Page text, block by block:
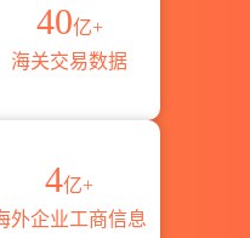
40亿+
海关交易数据
4亿+
外企业工商信息